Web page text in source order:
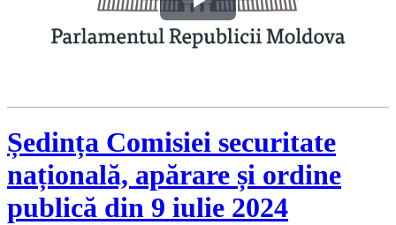
Play
Ședința Comisiei securitate
națională, apărare și ordine
publică din 9 iulie 2024